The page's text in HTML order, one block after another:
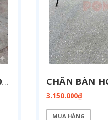
CHÂN BÀN HỌP KT 1200X2400MM BH01-1224
3.150.000₫
MUA HÀNG